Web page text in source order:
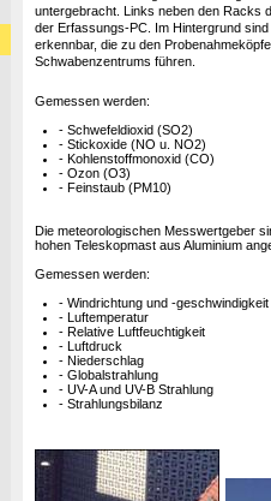
untergebracht. Links neben den Racks
der Erfassungs-PC. Im Hintergrund
erkennbar, die zu den
Schwabenzentrums führen.
Gemessen werden:
- Schwefeldioxid (SO2)
- Stickoxide (NO u. NO2)
- Kohlenstoffmonoxid (CO)
- Ozon (O3)
- Feinstaub (PM10)
Die meteorologischen Messwertgeber
hohen Teleskopmast aus Aluminium
Gemessen werden:
- Windrichtung und -geschwindigkeit
- Luftemperatur
- Relative Luftfeuchtigkeit
- Luftdruck
- Niederschlag
- Globalstrahlung
- UV-A und UV-B Strahlung
- Strahlungsbilanz